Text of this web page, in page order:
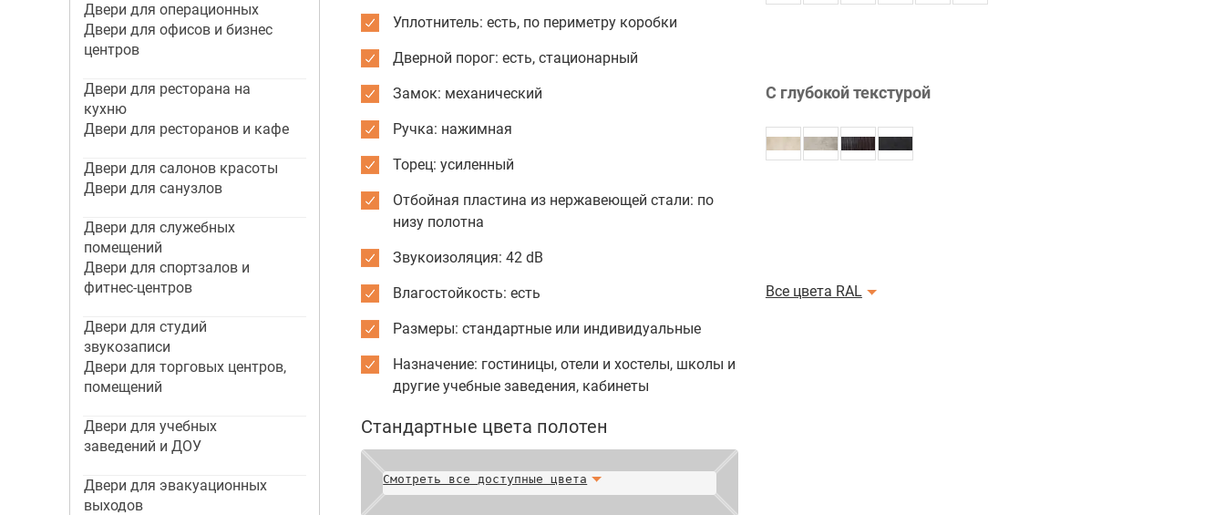
Двери для операционных
Двери для офисов и бизнес
центров
Двери для ресторана на
кухню
Двери для ресторанов и кафе
Двери для салонов красоты
Двери для санузлов
Двери для служебных
помещений
Двери для спортзалов и
фитнес-центров
Двери для студий
звукозаписи
Двери для торговых центров,
помещений
Двери для учебных
заведений и ДОУ
Двери для эвакуационных
выходов
Уплотнитель: есть, по периметру коробки
Дверной порог: есть, стационарный
Замок: механический
Ручка: нажимная
Торец: усиленный
Отбойная пластина из нержавеющей стали: по
низу полотна
Звукоизоляция: 42 dB
Влагостойкость: есть
Размеры: стандартные или индивидуальные
Назначение: гостиницы, отели и хостелы, школы и
другие учебные заведения, кабинеты
Стандартные цвета полотен
Смотреть все доступные цвета
С глубокой текстурой
Все цвета RAL